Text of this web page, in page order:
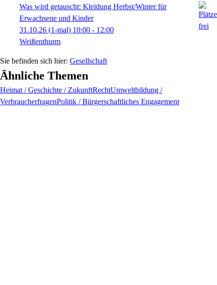
Was wird getauscht: Kleidung Herbst/Winter für
Erwachsene und Kinder
31.10.26 (1-mal) 10:00 - 12:00
Weißenthurm
Gesellschaft
Ähnliche Themen
Heimat / Geschichte / ZukunftRechtUmweltbildung /
VerbraucherfragenPolitik / Bürgerschaftliches Engagement